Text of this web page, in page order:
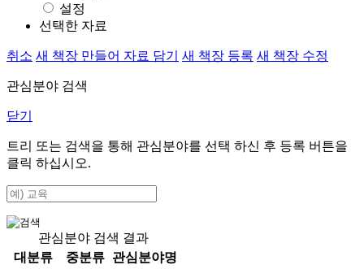
설정
선택한 자료
취소 새 책장 만들어 자료 담기 새 책장 등록 새 책장 수정
관심분야 검색
닫기
트리 또는 검색을 통해 관심분야를 선택 하신 후 등록 버튼을
클릭 하십시오.
관심분야 검색 결과
대분류
중분류
관심분야명